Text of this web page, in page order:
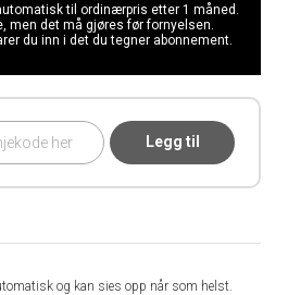
til ordinærpris etter 1 måned.
men det må gjøres før fornyelsen.
du inn i det du tegner abonnement.
Legg til
og kan sies opp når som helst.